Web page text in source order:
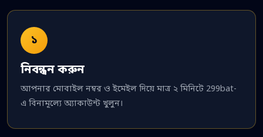
১
নিবন্ধন করুন
আপনার মোবাইল নম্বর ও ইমেইল দিয়ে মাত্র ২ মিনিটে 299bat-
এ বিনামূল্যে অ্যাকাউন্ট খুলুন।